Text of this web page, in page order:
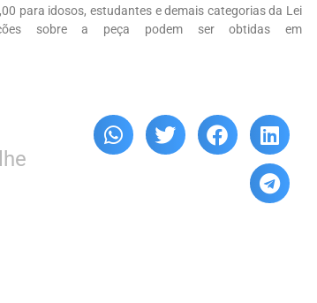
para idosos, estudantes e demais categorias da Lei
sobre a peça podem ser obtidas em